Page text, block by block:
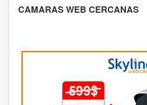
CAMARAS WEB CERCANAS